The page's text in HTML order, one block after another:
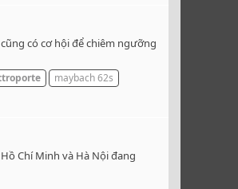
có cơ hội để chiêm ngưỡng
maybach 62s
Chí Minh và Hà Nội đang